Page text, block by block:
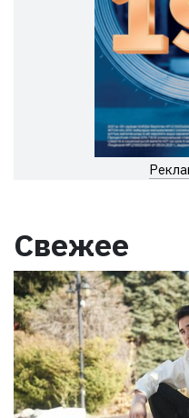
Свежее